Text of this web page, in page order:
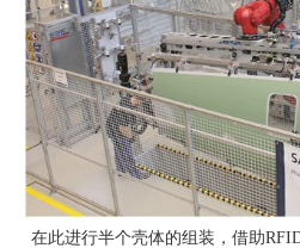
在此进行半个壳体的组装，借助